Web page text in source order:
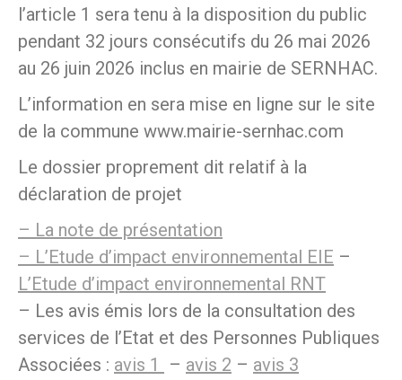
l’article 1 sera tenu à la disposition du public
pendant 32 jours consécutifs du 26 mai 2026
au 26 juin 2026 inclus en mairie de SERNHAC.
L’information en sera mise en ligne sur le site
de la commune www.mairie-sernhac.com
Le dossier proprement dit relatif à la
déclaration de projet
– La note de présentation
– L’Etude d’impact environnemental EIE –
L’Etude d’impact environnemental RNT
– Les avis émis lors de la consultation des
services de l’Etat et des Personnes Publiques
Associées : avis 1 – avis 2 – avis 3